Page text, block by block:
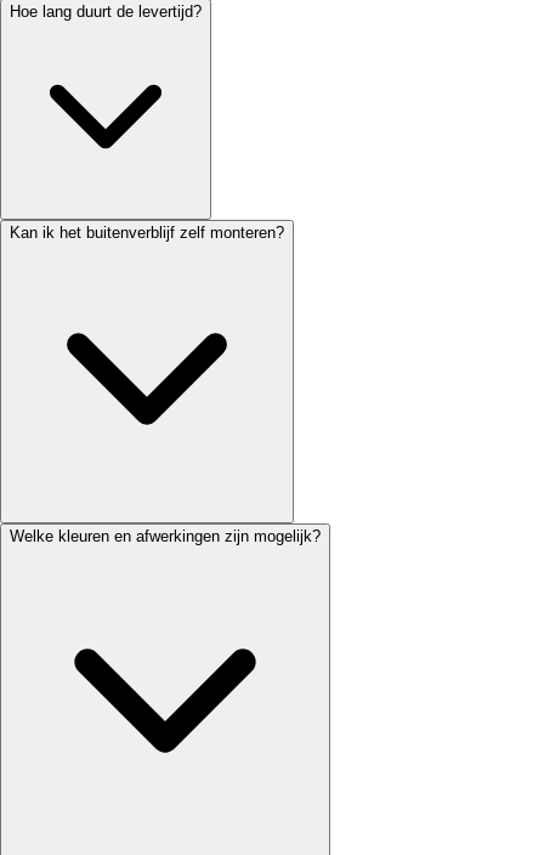
Hoe lang duurt de levertijd?
Kan ik het buitenverblijf zelf monteren?
Welke kleuren en afwerkingen zijn mogelijk?